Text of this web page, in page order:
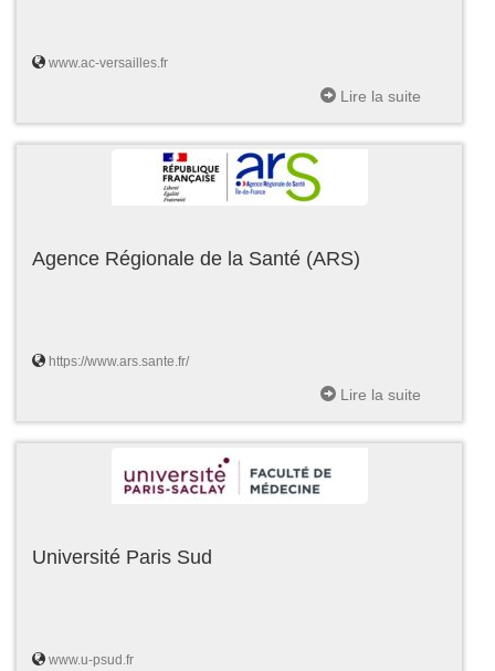
www.ac-versailles.fr
Lire la suite
Agence Régionale de la Santé (ARS)
https://www.ars.sante.fr/
Lire la suite
Université Paris Sud
www.u-psud.fr